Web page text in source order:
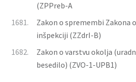
(ZPPreb-A
1681.
Zakon o spremembi Zakona
inšpekciji (ZZdrI-B)
1682.
Zakon o varstvu okolja
besedilo) (ZVO-1-UPB1)